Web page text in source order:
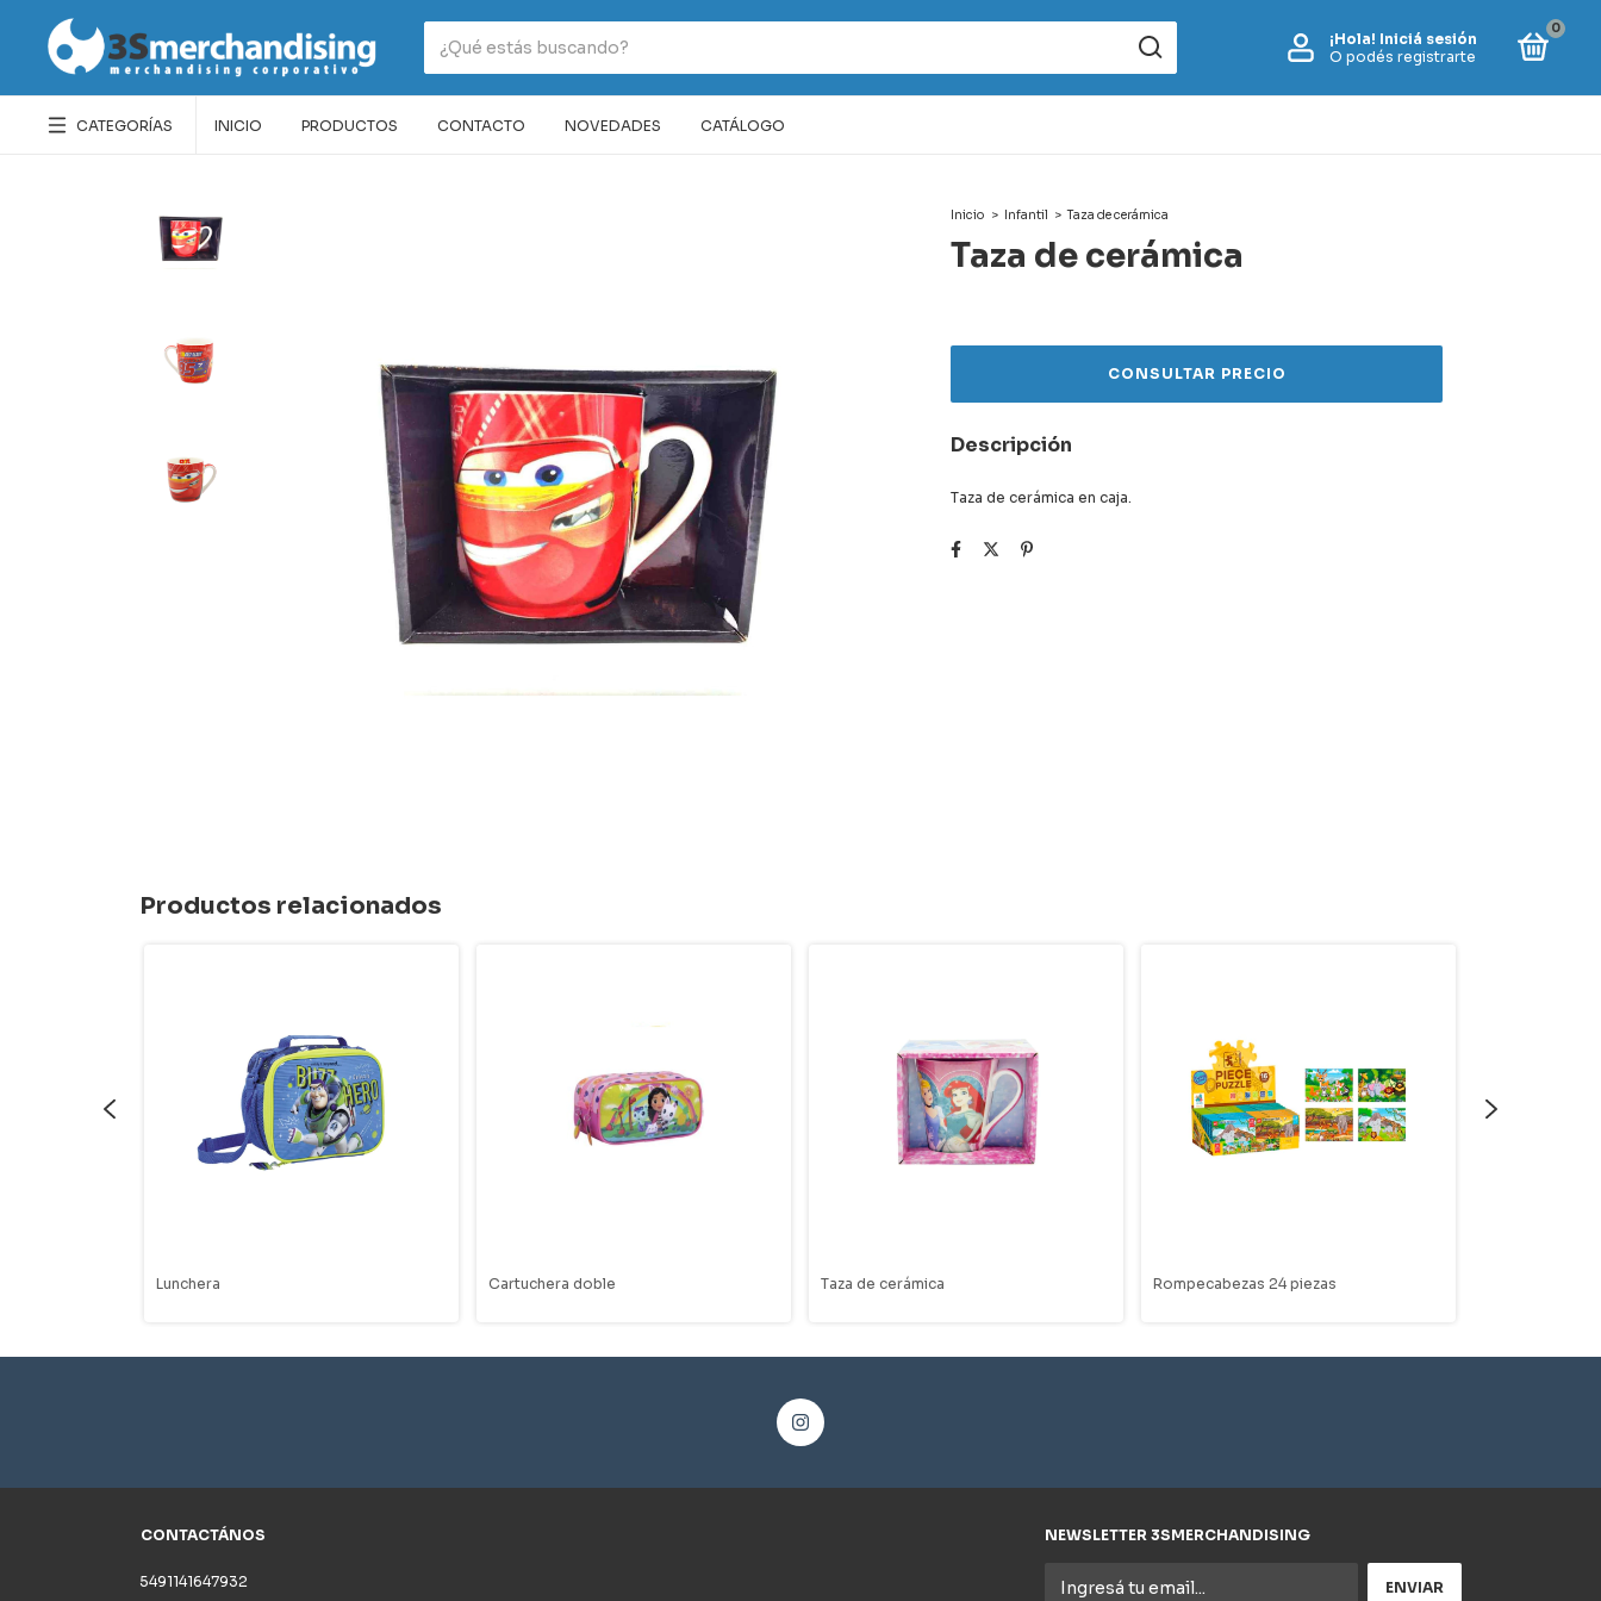
¡Hola! Iniciá sesión
O podés registrarte
0
CATEGORÍAS INICIO PRODUCTOS CONTACTO NOVEDADES CATÁLOGO
Inicio > Infantil > Taza de cerámica
Taza de cerámica
Descripción
Taza de cerámica en caja.
Productos relacionados
Lunchera Cartuchera doble Taza de cerámica Rompecabezas 24 piezas
CONTACTÁNOS
5491141647932
NEWSLETTER 3SMERCHANDISING